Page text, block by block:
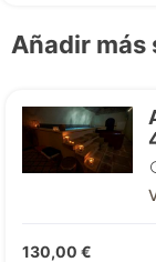
Añadir más
130,00 €